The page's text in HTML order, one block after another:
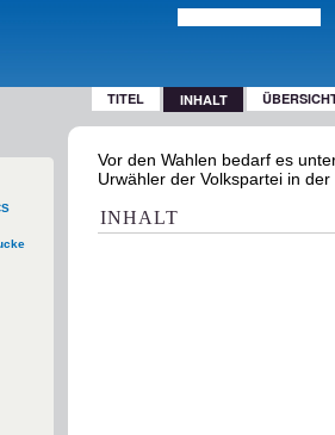
TITEL INHALT
Vor den Wahlen bedarf es
Urwähler der Volkspartei in
INHALT